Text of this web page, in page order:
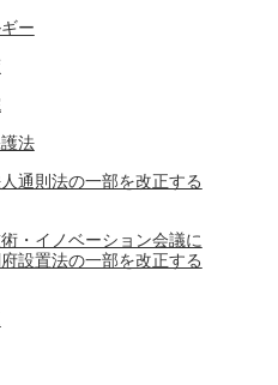
ー
法
通則法の一部を改正する
・イノベーション会議に
設置法の一部を改正する